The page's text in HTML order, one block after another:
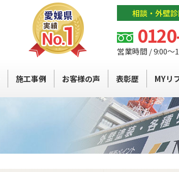
相談・外壁
営業時間 / 9:00～
施工事例 お客様の声 表彰歴 MYリ